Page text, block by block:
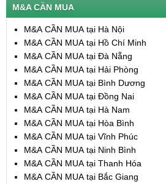
M&A CẦN MUA
M&A CẦN MUA tại Hà Nội
M&A CẦN MUA tại Hồ Chí Minh
M&A CẦN MUA tại Đà Nẵng
M&A CẦN MUA tại Hải Phòng
M&A CẦN MUA tại Bình Dương
M&A CẦN MUA tại Đồng Nai
M&A CẦN MUA tại Hà Nam
M&A CẦN MUA tại Hòa Bình
M&A CẦN MUA tại Vĩnh Phúc
M&A CẦN MUA tại Ninh Bình
M&A CẦN MUA tại Thanh Hóa
M&A CẦN MUA tại Bắc Giang